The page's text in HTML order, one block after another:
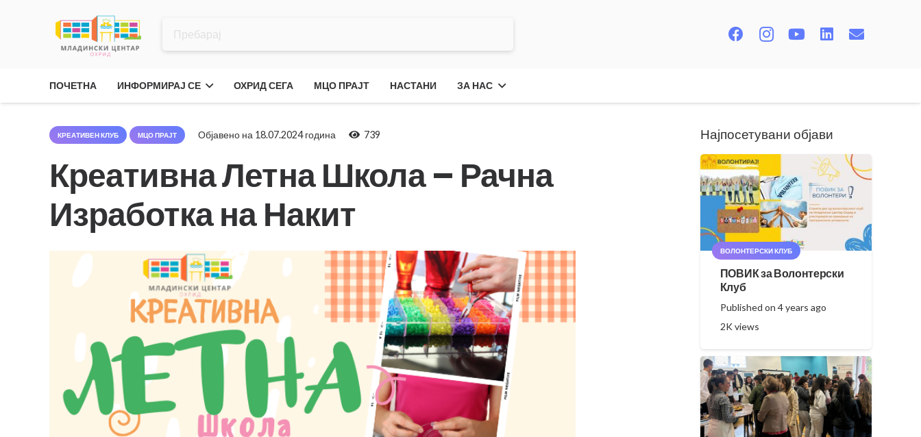
ПОЧЕТНА ИНФОРМИРАЈ СЕ ОХРИД СЕГА МЦО ПРАЈТ НАСТАНИ ЗА НАС
КРЕАТИВЕН КЛУБ МЦО ПРАЈТ Објавено на 18.07.2024 година 739
Креативна Летна Школа – Рачна
Изработка на Накит
Најпосетувани објави
ВОЛОНТЕРСКИ КЛУБ
ПОВИК за Волонтерски
Клуб
Published on 4 years ago
2Kviews